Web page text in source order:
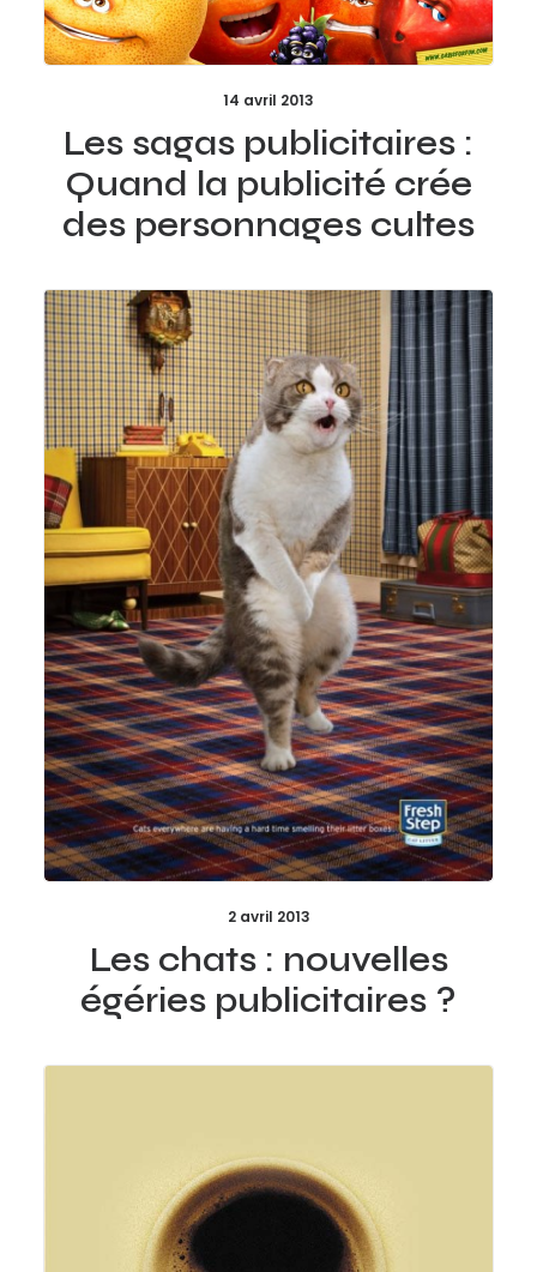
14 avril 2013
Les sagas publicitaires :
Quand la publicité crée
des personnages cultes
2 avril 2013
Les chats : nouvelles
égéries publicitaires ?